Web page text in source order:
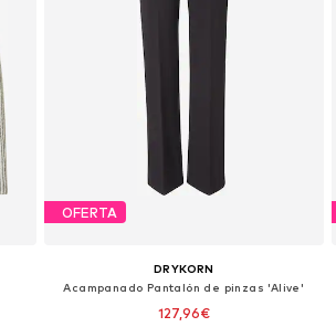
OFERTA
DRYKORN
Acampanado Pantalón de pinzas 'Alive'
127,96€